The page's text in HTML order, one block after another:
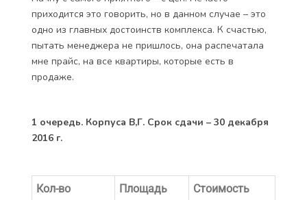
продаж на «Ласточке» и с радостью принимают
клиентов здесь. О встрече я договорилась заранее,
но очередей нет, так что можно приезжать и так.